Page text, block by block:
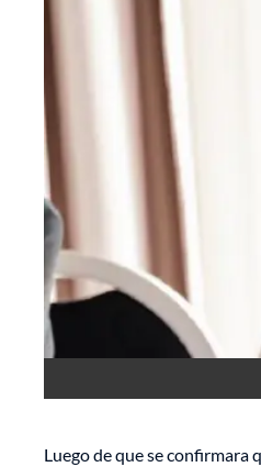
Luego de que se confirmara